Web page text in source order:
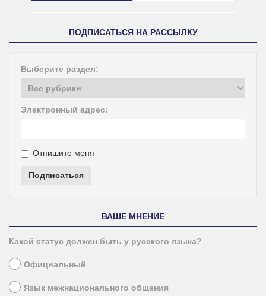
ПОДПИСАТЬСЯ НА РАССЫЛКУ
Выберите раздел:
Электронный адрес:
Отпишите меня
Подписаться
ВАШЕ МНЕНИЕ
Какой статус должен быть у русского языка?
Официальный
Язык межнационального общения